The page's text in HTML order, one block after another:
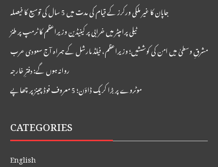
جاپان کا غیر ملکی ورکرز کے قیام کی مدت میں 5 سال کی توسیع کا فیصلہ
ٹیلی پرامپٹر میں خرابی پر کینیڈین وزیراعظم کا ٹرمپ پر طنز
مشرقِ وسطیٰ میں امن کی کوششیں؛ وزیراعظم، فیلڈ مارشل کے ہمراہ آج سعودی عرب
روانہ ہوں گے: دفترِ خارجہ
موٹروے پر بڑا کریک ڈاؤن؛ 5 معروف فوڈ چینز پر چھاپے
CATEGORIES
English